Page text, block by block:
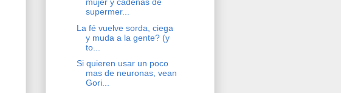
supermer...
La fé vuelve sorda, ciega
y muda a la gente? (y
to...
Si quieren usar un poco
mas de neuronas, vean
Gori...